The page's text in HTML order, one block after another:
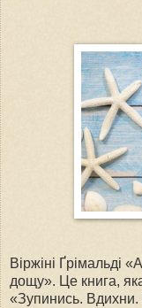
Віржіні Ґрімальді
дощу». Це книга,
«Зупинись.